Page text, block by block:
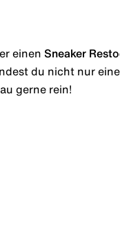
einen Sneaker
du nicht nur
gerne rein!